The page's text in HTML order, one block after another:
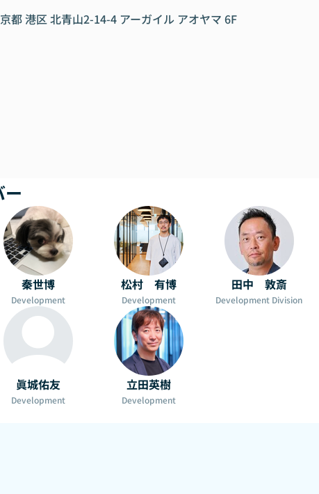
ち上げを進めているメンバーが複数名います。）
制を導入しており、ワークライフバランスを取りながら柔軟に働くこと
都 港区 北青山2-14-4 アーガイル アオヤマ 6F
秦世博
Development
松村 有博
Development
田中 敦斎
Development Division
眞城佑友
Development
立田英樹
Development